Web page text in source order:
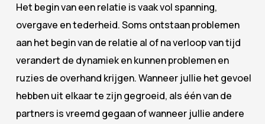
Het begin van een relatie is vaak vol spanning,
overgave en tederheid. Soms ontstaan problemen
aan het begin van de relatie al of na verloop van tijd
verandert de dynamiek en kunnen problemen en
ruzies de overhand krijgen. Wanneer jullie het gevoel
hebben uit elkaar te zijn gegroeid, als één van de
partners is vreemd gegaan of wanneer jullie andere